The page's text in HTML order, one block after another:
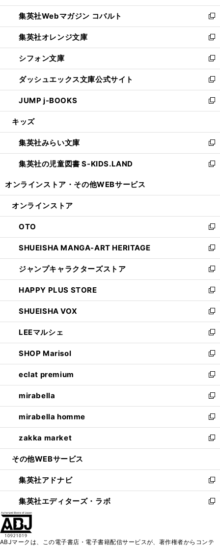
開
く
ウ
で
開
く
ン
ド
ウ
で
開
く
ウ
ィ
ン
ド
ウ
で
開
く
集英社Webマガジン コバルト
新
し
い
ウ
ィ
ン
ド
ウ
で
開
集英社オレンジ文庫
新
し
い
ウ
ィ
ン
ド
ウ
開
く
シフォン文庫
新
し
い
ウ
ィ
ン
ウ
で
開
く
ダッシュエックス文庫公式サイト
新
し
い
ウ
ン
ド
ウ
で
JUMP j-BOOKS
新
し
ウ
ィ
ン
ド
開
キッズ
集英社みらい文庫
新
し
い
ン
ウ
で
開
く
集英社の児童図書 S-KIDS.LAND
新
ウ
ン
ド
ウ
で
開
く
オンラインストア・ その他WEBサービス
オンラインストア
OTO
新
し
い
ウ
ィ
ン
ド
ウ
で
開
く
SHUEISHA MANGA-ART HERITAGE
新
し
い
ウ
ィ
ン
ド
ウ
で
開
く
ジャンプキャラクターズストア
新
し
い
ウ
ィ
ン
ド
ウ
で
開
く
HAPPY PLUS STORE
新
し
い
ウ
ィ
ン
ド
ウ
で
開
く
SHUEISHA VOX
新
し
い
ウ
ィ
ン
ド
ウ
で
開
く
LEEマルシェ
新
し
い
ウ
ィ
ン
ド
ウ
で
開
く
SHOP Marisol
新
し
い
ウ
ィ
ン
ド
ウ
で
開
eclat premium
新
し
い
ウ
ィ
ン
ド
ウ
開
く
mirabella
新
し
い
ウ
ィ
ン
ウ
で
開
く
mirabella homme
新
し
い
ウ
ン
ド
ウ
で
zakka market
新
し
ウ
ィ
ン
ド
く
その他WEBサービス
集英社アドナビ
新
し
い
ド
集英社エディターズ・ラボ
新
ィ
ABJマークは、この電子書店・電子書籍配信サービスが、著作権者からコンテ